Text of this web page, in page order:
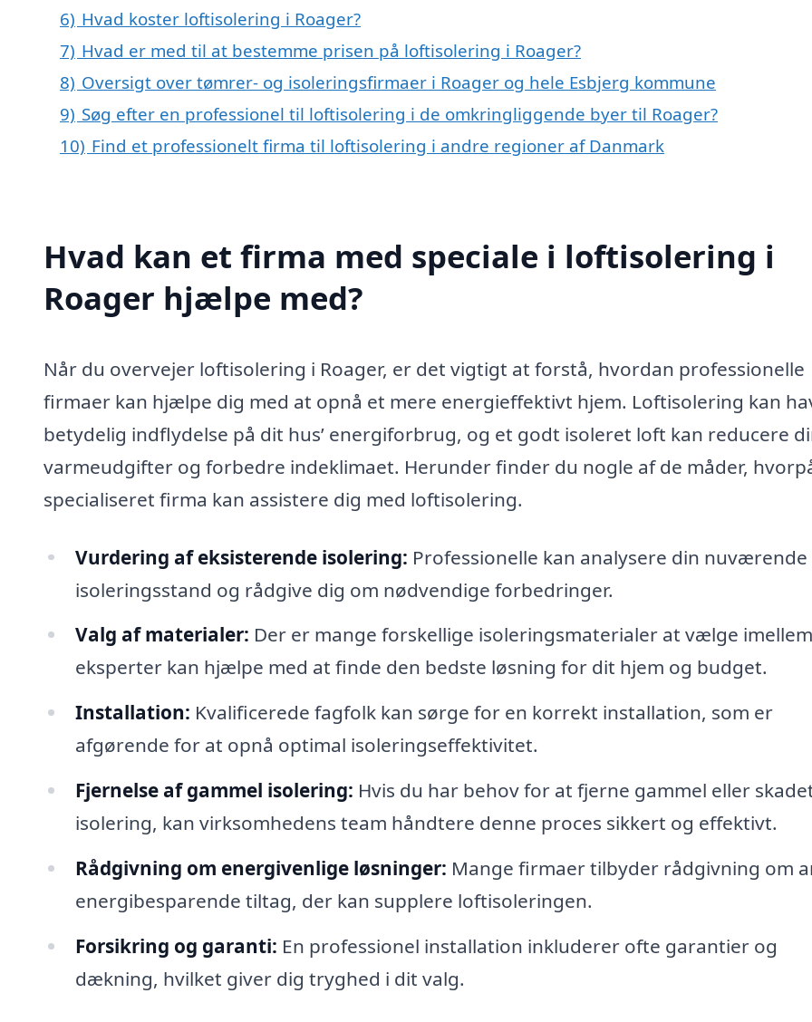
6) Hvad koster loftisolering i Roager?
7) Hvad er med til at bestemme prisen på loftisolering i Roager?
8) Oversigt over tømrer- og isoleringsfirmaer i Roager og hele Esbjerg kommune
9) Søg efter en professionel til loftisolering i de omkringliggende byer til Roager?
10) Find et professionelt firma til loftisolering i andre regioner af Danmark
Hvad kan et firma med speciale i loftisolering i
Roager hjælpe med?
Når du overvejer loftisolering i Roager, er det vigtigt at forstå, hvordan professionelle
firmaer kan hjælpe dig med at opnå et mere energieffektivt hjem. Loftisolering kan
betydelig indflydelse på dit hus’ energiforbrug, og et godt isoleret loft kan reducere
varmeudgifter og forbedre indeklimaet. Herunder finder du nogle af de måder,
specialiseret firma kan assistere dig med loftisolering.
Vurdering af eksisterende isolering: Professionelle kan analysere din nuværende
isoleringsstand og rådgive dig om nødvendige forbedringer.
Valg af materialer: Der er mange forskellige isoleringsmaterialer at vælge
eksperter kan hjælpe med at finde den bedste løsning for dit hjem og budget.
Installation: Kvalificerede fagfolk kan sørge for en korrekt installation, som er
afgørende for at opnå optimal isoleringseffektivitet.
Fjernelse af gammel isolering: Hvis du har behov for at fjerne gammel eller
isolering, kan virksomhedens team håndtere denne proces sikkert og effektivt.
Rådgivning om energivenlige løsninger: Mange firmaer tilbyder rådgivning om
energibesparende tiltag, der kan supplere loftisoleringen.
Forsikring og garanti: En professionel installation inkluderer ofte garantier og
dækning, hvilket giver dig tryghed i dit valg.